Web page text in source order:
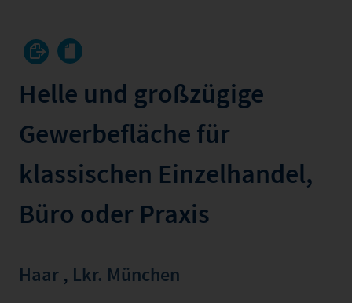
Helle und großzügige
Gewerbefläche für
klassischen Einzelhandel,
Büro oder Praxis
Haar , Lkr. München